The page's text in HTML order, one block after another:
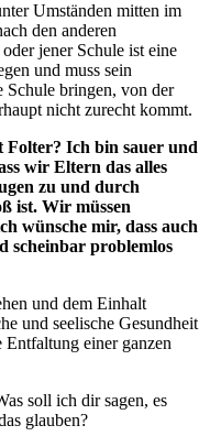
Umständen mitten im
den anderen
jener Schule ist eine
und muss sein
bringen, von der
nicht zurecht kommt.
Folter? Ich bin sauer und
wir Eltern das alles
zu und durch
ist. Wir müssen
wünsche mir, dass auch
scheinbar problemlos
und dem Einhalt
und seelische Gesundheit
Entfaltung einer ganzen
soll ich dir sagen, es
glauben?